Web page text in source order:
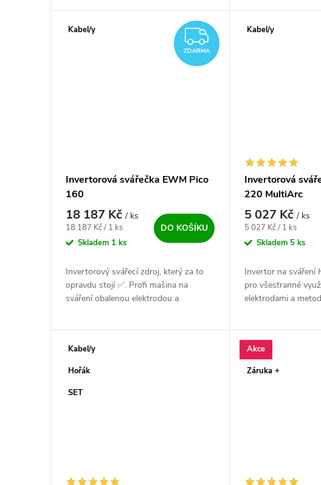
Kabel/y ZDARMA
ZDARMA
Invertorová svářečka EWM Pico
160
18 187 Kč/ ks
Měrná cena:
18 187 Kč / 1 ks
Skladem 1 ks
DO KOŠÍKU
Invertorový svářecí zdroj, který za to
opravdu stojí ✅. Profi mašina na
sváření obalenou elektrodou a
Kabel/y
Invertorová
220 MultiArc
5 027 Kč/ ks
Měrná cena:
5 027 Kč / 1 ks
Skladem 5 ks
Invertor na sváření
pro všestranné
elektrodami a
Kabel/y
Hořák
SET
Akce
Záruka +